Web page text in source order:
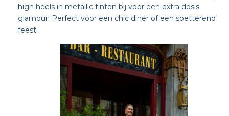
high heels in metallic tinten bij voor een extra dosis
glamour. Perfect voor een chic diner of een spetterend
feest.